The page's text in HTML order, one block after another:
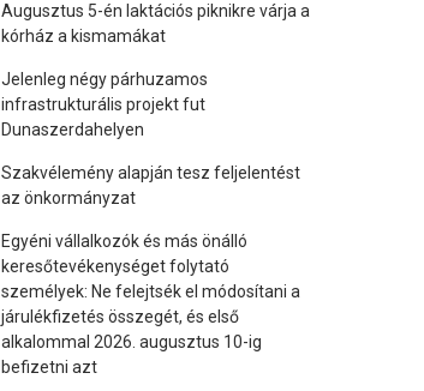
Augusztus 5-én laktációs piknikre várja a
kórház a kismamákat
Jelenleg négy párhuzamos
infrastrukturális projekt fut
Dunaszerdahelyen
Szakvélemény alapján tesz feljelentést
az önkormányzat
Egyéni vállalkozók és más önálló
keresőtevékenységet folytató
személyek: Ne felejtsék el módosítani a
járulékfizetés összegét, és első
alkalommal 2026. augusztus 10-ig
befizetni azt